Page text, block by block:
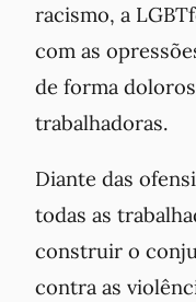
racismo, a
com as
de forma
trabalhadoras.
Diante das
todas as
construir o
contra as